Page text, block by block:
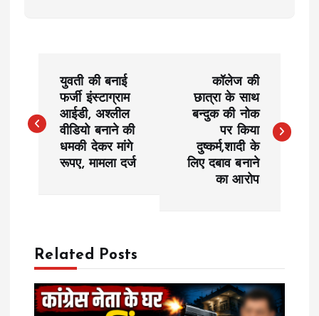
s
a
v
युवती की बनाई
फर्जी इंस्टाग्राम
आईडी, अश्लील
वीडियो बनाने की
धमकी देकर मांगे
रूपए, मामला दर्ज
कॉलेज की
छात्रा के साथ
बन्दुक की नोक
पर किया
दुष्कर्म,शादी के
लिए दबाव बनाने
का आरोप
Related Posts